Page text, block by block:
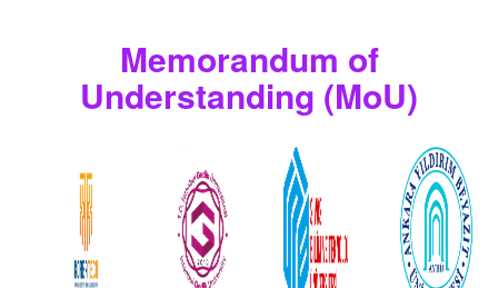
Memorandum of
Understanding (MoU)